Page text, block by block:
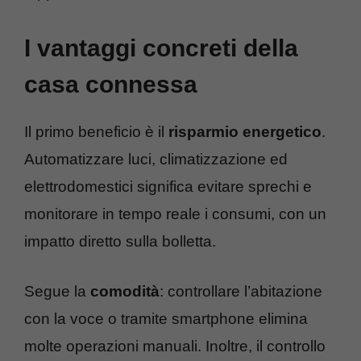
I vantaggi concreti della
casa connessa
Il primo beneficio è il risparmio energetico.
Automatizzare luci, climatizzazione ed
elettrodomestici significa evitare sprechi e
monitorare in tempo reale i consumi, con un
impatto diretto sulla bolletta.
Segue la comodità: controllare l’abitazione
con la voce o tramite smartphone elimina
molte operazioni manuali. Inoltre, il controllo